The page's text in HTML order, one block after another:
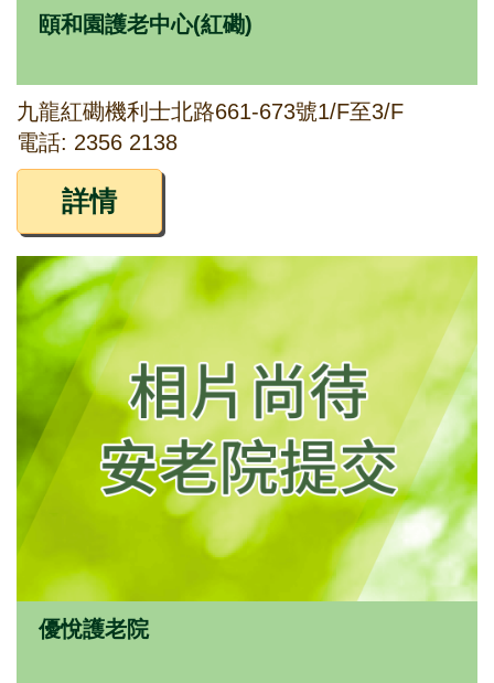
頤和園護老中心(紅磡)
九龍紅磡機利士北路661-673號1/F至3/F
電話: 2356 2138
詳情
優悅護老院